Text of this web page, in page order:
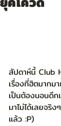
สัปดาห์นี้ Club
เรื่องที่ฮิตมากม
เป็นต้องนอนดึก
มาไม่ได้เลยจริ
แล้ว :P)